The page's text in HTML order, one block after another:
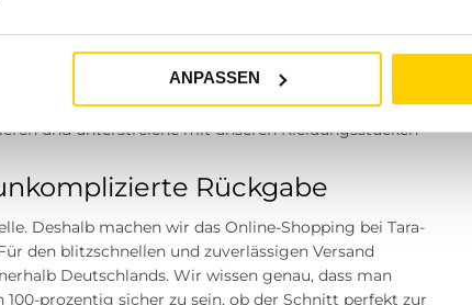
ANPASSEN
Fashion
Partner für aktuelle Modetrends und stilvolle
inspirierendes Einkaufserlebnis zu bieten. Unsere
Stil und ein einzigartiges Lebensgefühl.
und unterstreiche mit unseren Kleidungsstücken
Rückgabe
Deshalb machen wir das Online-Shopping bei Tara-
den blitzschnellen und zuverlässigen Versand
Deutschlands. Wir wissen genau, dass man
prozentig sicher zu sein, ob der Schnitt perfekt zur